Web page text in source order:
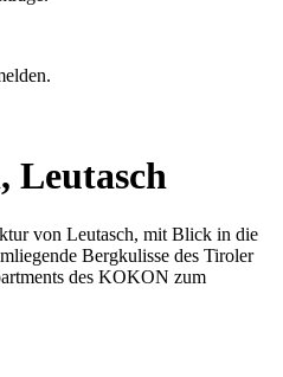
Leutasch
von Leutasch, mit Blick in die
Bergkulisse des Tiroler
des KOKON zum